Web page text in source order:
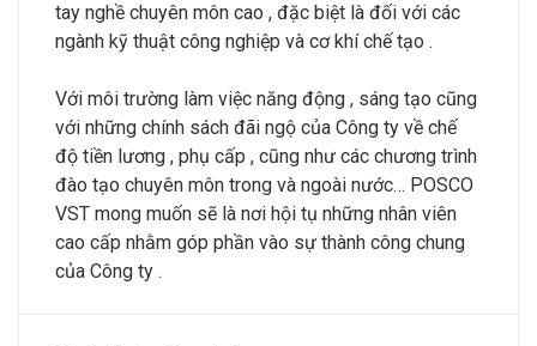
tay nghề chuyên môn cao , đặc biệt là đối với các
ngành kỹ thuật công nghiệp và cơ khí chế tạo .
Với môi trường làm việc năng động , sáng tạo cũng
với những chính sách đãi ngộ của Công ty về chế
độ tiền lương , phụ cấp , cũng như các chương trình
đào tạo chuyên môn trong và ngoài nước… POSCO
VST mong muốn sẽ là nơi hội tụ những nhân viên
cao cấp nhằm góp phần vào sự thành công chung
của Công ty .